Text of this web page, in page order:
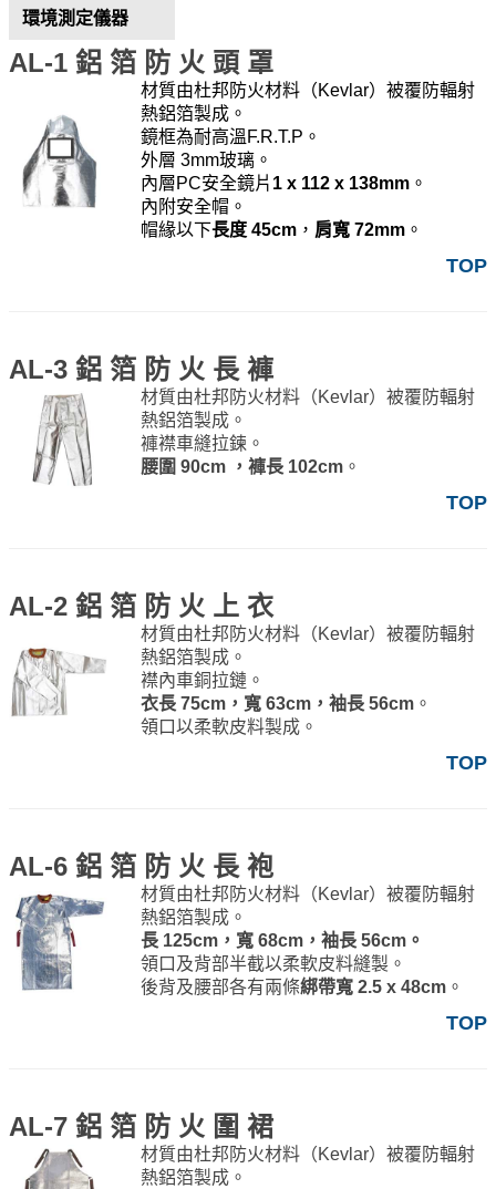
環境測定儀器
AL-1 鋁 箔 防 火 頭 罩
材質由杜邦防火材料（Kevlar）被覆防輻射
熱鋁箔製成。
鏡框為耐高溫F.R.T.P。
外層 3mm玻璃。
內層PC安全鏡片 1 x 112 x 138mm。
內附安全帽。
帽緣以下長度 45cm， 肩寬 72mm。
TOP
AL-3 鋁 箔 防 火 長 褲
材質由杜邦防火材料（Kevlar）被覆防輻射
熱鋁箔製成。
褲襟車縫拉鍊。
腰圍 90cm ，褲長 102cm。
TOP
AL-2 鋁 箔 防 火 上 衣
材質由杜邦防火材料（Kevlar）被覆防輻射
熱鋁箔製成。
襟內車銅拉鏈。
衣長 75cm，寬 63cm，袖長 56cm。
領口以柔軟皮料製成。
TOP
AL-6 鋁 箔 防 火 長 袍
材質由杜邦防火材料（Kevlar）被覆防輻射
熱鋁箔製成。
長 125cm，寬 68cm，袖長 56cm。
領口及背部半截以柔軟皮料縫製。
後背及腰部各有兩條綁帶寬 2.5 x 48cm。
TOP
AL-7 鋁 箔 防 火 圍 裙
材質由杜邦防火材料（Kevlar）被覆防輻射
熱鋁箔製成。